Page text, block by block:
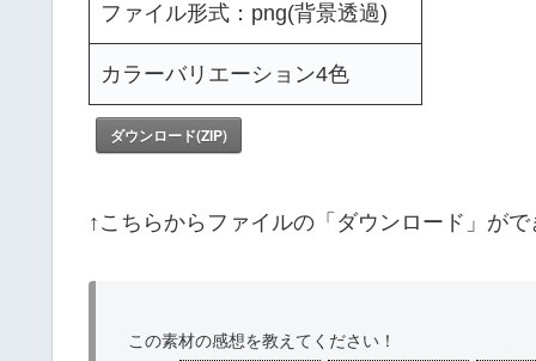
ファイル形式：png(背景透過)
カラーバリエーション4色
ダウンロード(ZIP)
↑こちらからファイルの「ダウンロード」が
この素材の感想を教えてください！